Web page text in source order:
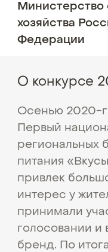
Министерство
хозяйства
Федерации
О конкурсе
Осенью 2020-
Первый
региональных
питания
привлек
интерес у
принимали
голосовании
бренд. По